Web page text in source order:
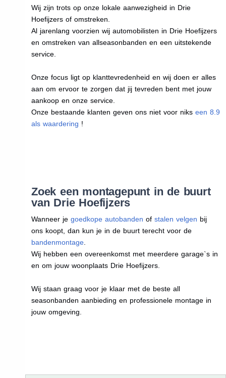
Wij zijn trots op onze lokale aanwezigheid in Drie
Hoefijzers of omstreken.
Al jarenlang voorzien wij automobilisten in Drie Hoefijzers
en omstreken van allseasonbanden en een uitstekende
service.
Onze focus ligt op klanttevredenheid en wij doen er alles
aan om ervoor te zorgen dat jij tevreden bent met jouw
aankoop en onze service.
Onze bestaande klanten geven ons niet voor niks een 8.9
als waardering !
Zoek een montagepunt in de buurt
van Drie Hoefijzers
Wanneer je goedkope autobanden of stalen velgen bij
ons koopt, dan kun je in de buurt terecht voor de
bandenmontage.
Wij hebben een overeenkomst met meerdere garage`s in
en om jouw woonplaats Drie Hoefijzers.
Wij staan graag voor je klaar met de beste all
seasonbanden aanbieding en professionele montage in
jouw omgeving.